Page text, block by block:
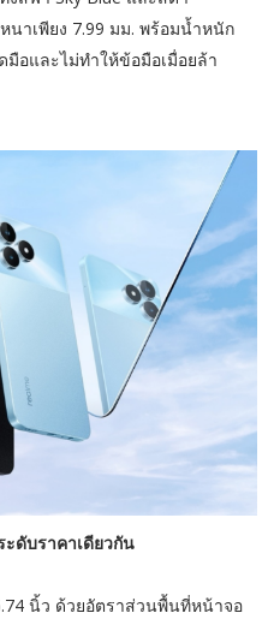
นาเพียง 7.99 มม. พร้อมน้ำหนัก
มือและไม่ทำให้ข้อมือเมื่อยล้า
ดับราคาเดียวกัน
นิ้ว ด้วยอัตราส่วนพื้นที่หน้าจอ